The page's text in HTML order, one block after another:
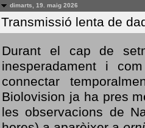
dimarts, 19. maig 2026
Transmissió lenta de
Durant el cap de
inesperadament i
connectar
Biolovision ja ha pres
les observacions de